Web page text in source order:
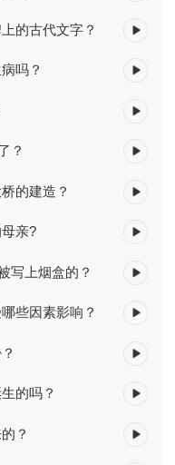
的古代文字？
吗？
？
的建造？
亲?
写上烟盒的？
些因素影响？
的吗？
？